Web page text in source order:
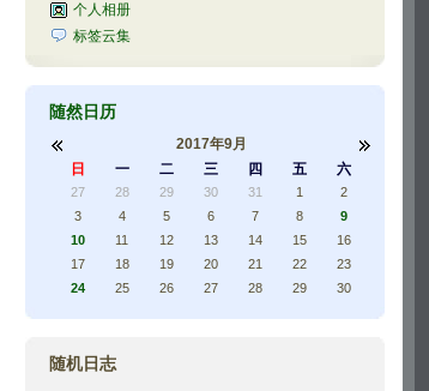
个人相册
标签云集
随然日历
2017年9月
日
一 二 三 四 五 六
27 28 29 30 31 1
2
3
4 5 6 7 8
9
10
11 12 13 14 15
16
17
18 19 20 21 22
23
24
25 26 27 28 29 30
随机日志